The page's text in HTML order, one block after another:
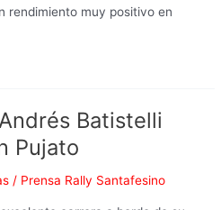
rendimiento muy positivo en
Batistelli
Pujato
/ Prensa Rally Santafesino